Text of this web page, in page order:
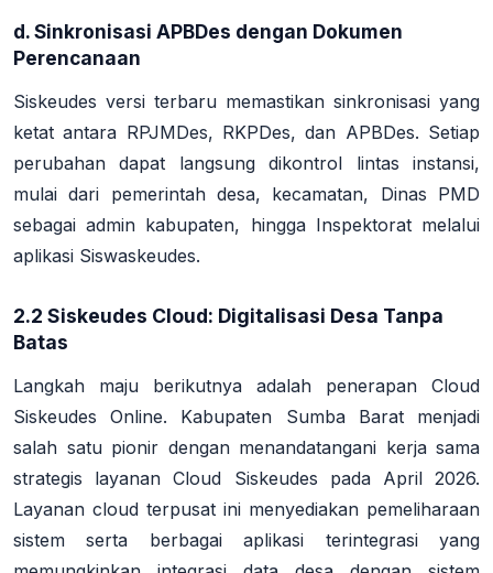
d. Sinkronisasi APBDes dengan Dokumen
Perencanaan
Siskeudes versi terbaru memastikan sinkronisasi yang
ketat antara RPJMDes, RKPDes, dan APBDes. Setiap
perubahan dapat langsung dikontrol lintas instansi,
mulai dari pemerintah desa, kecamatan, Dinas PMD
sebagai admin kabupaten, hingga Inspektorat melalui
aplikasi Siswaskeudes.
2.2 Siskeudes Cloud: Digitalisasi Desa Tanpa
Batas
Langkah maju berikutnya adalah penerapan Cloud
Siskeudes Online. Kabupaten Sumba Barat menjadi
salah satu pionir dengan menandatangani kerja sama
strategis layanan Cloud Siskeudes pada April 2026.
Layanan cloud terpusat ini menyediakan pemeliharaan
sistem serta berbagai aplikasi terintegrasi yang